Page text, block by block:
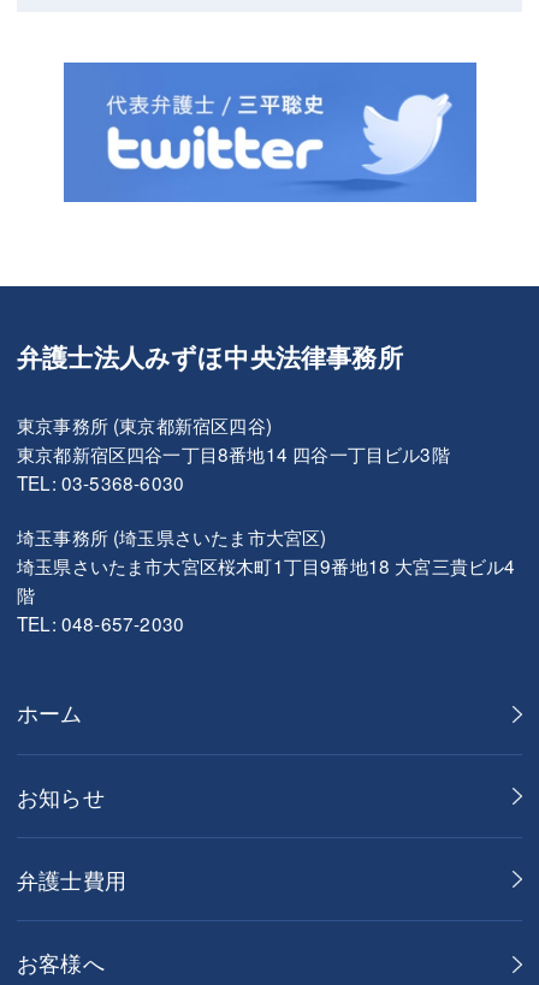
弁護士法人みずほ中央法律事務所
東京事務所 (東京都新宿区四谷)
東京都新宿区四谷一丁目8番地14 四谷一丁目ビル3階
TEL: 03-5368-6030
埼玉事務所 (埼玉県さいたま市大宮区)
埼玉県さいたま市大宮区桜木町1丁目9番地18 大宮三貴ビル4
階
TEL: 048-657-2030
ホーム
お知らせ
弁護士費用
お客様へ